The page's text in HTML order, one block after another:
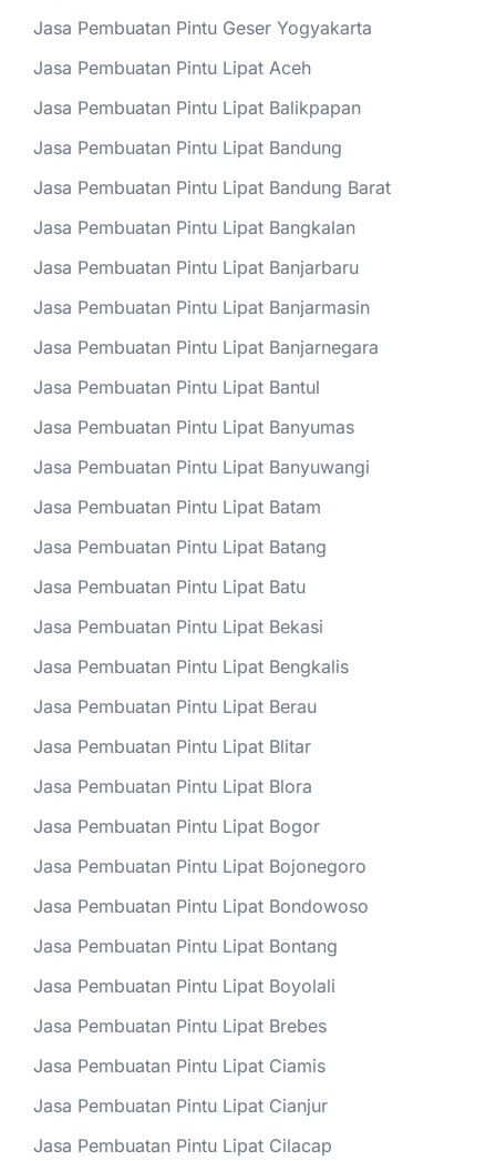
Jasa Pembuatan Pintu Geser Yogyakarta
Jasa Pembuatan Pintu Lipat Aceh
Jasa Pembuatan Pintu Lipat Balikpapan
Jasa Pembuatan Pintu Lipat Bandung
Jasa Pembuatan Pintu Lipat Bandung Barat
Jasa Pembuatan Pintu Lipat Bangkalan
Jasa Pembuatan Pintu Lipat Banjarbaru
Jasa Pembuatan Pintu Lipat Banjarmasin
Jasa Pembuatan Pintu Lipat Banjarnegara
Jasa Pembuatan Pintu Lipat Bantul
Jasa Pembuatan Pintu Lipat Banyumas
Jasa Pembuatan Pintu Lipat Banyuwangi
Jasa Pembuatan Pintu Lipat Batam
Jasa Pembuatan Pintu Lipat Batang
Jasa Pembuatan Pintu Lipat Batu
Jasa Pembuatan Pintu Lipat Bekasi
Jasa Pembuatan Pintu Lipat Bengkalis
Jasa Pembuatan Pintu Lipat Berau
Jasa Pembuatan Pintu Lipat Blitar
Jasa Pembuatan Pintu Lipat Blora
Jasa Pembuatan Pintu Lipat Bogor
Jasa Pembuatan Pintu Lipat Bojonegoro
Jasa Pembuatan Pintu Lipat Bondowoso
Jasa Pembuatan Pintu Lipat Bontang
Jasa Pembuatan Pintu Lipat Boyolali
Jasa Pembuatan Pintu Lipat Brebes
Jasa Pembuatan Pintu Lipat Ciamis
Jasa Pembuatan Pintu Lipat Cianjur
Jasa Pembuatan Pintu Lipat Cilacap